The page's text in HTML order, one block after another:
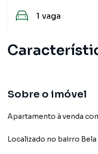
1 vaga
Sobre o imóvel
Apartamento à venda
Localizado no bairro Bela